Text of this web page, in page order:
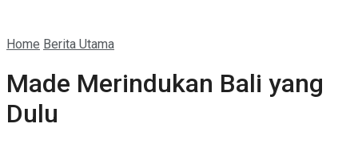
Home Berita Utama
Made Merindukan Bali yang
Dulu